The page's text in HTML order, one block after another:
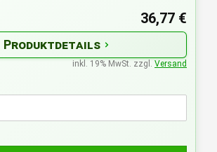
36,77 €
Produktdetails
inkl. 19% MwSt. zzgl. Versand